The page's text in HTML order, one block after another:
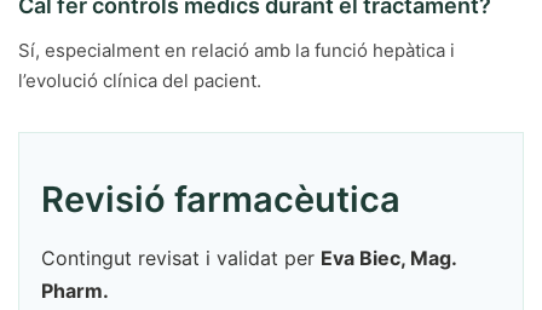
Cal fer controls mèdics durant el tractament?
Sí, especialment en relació amb la funció hepàtica i
l’evolució clínica del pacient.
Revisió farmacèutica
Contingut revisat i validat per Eva Biec, Mag.
Pharm.